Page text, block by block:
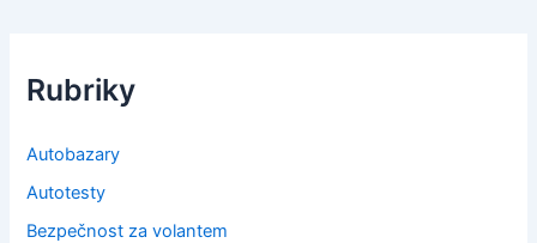
Rubriky
Autobazary
Autotesty
Bezpečnost za volantem